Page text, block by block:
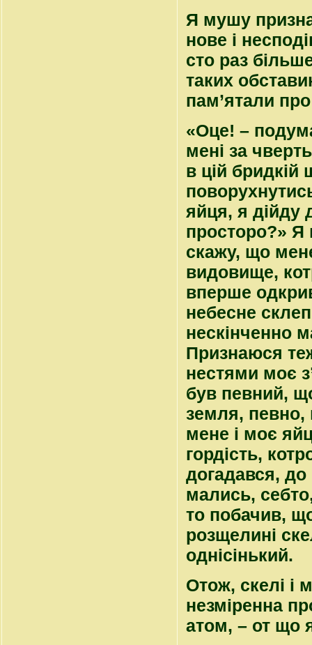
Я мушу
нове і
сто раз
таких
пам’ятали
«Оце! –
мені за
в цій бридкій
яйця, я дійду
просторо?» Я
скажу, що
видовище,
вперше
небесне
нескінченно
Признаюся
нестями моє
був певний,
земля, певно,
мене і моє
гордість,
догадався, до
мались,
то побачив,
розщелині
однісінький.
Отож, скелі і
незміренна
атом, – от що